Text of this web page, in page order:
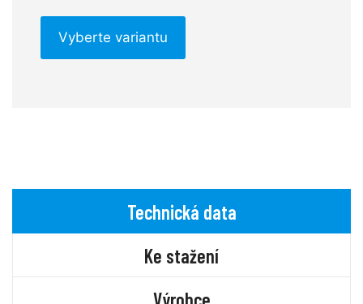
Vyberte variantu
Technická data
Ke stažení
Výrobce